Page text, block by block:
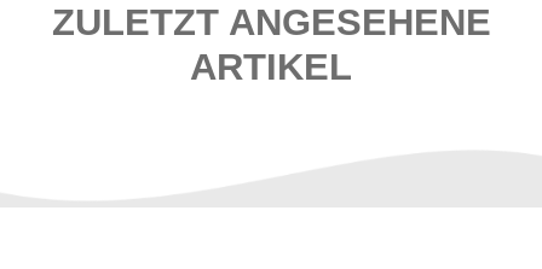
ZULETZT ANGESEHENE
ARTIKEL